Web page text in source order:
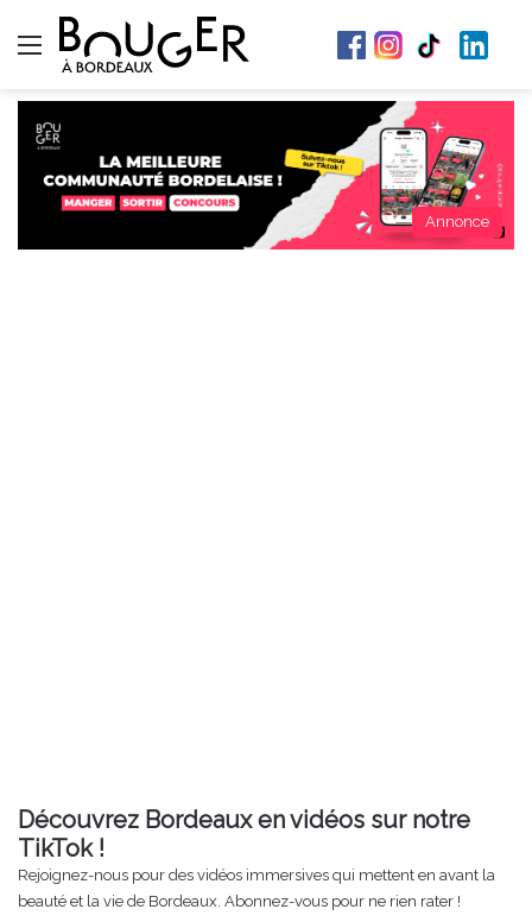
Menu
Annonce
Découvrez Bordeaux en vidéos sur notre
TikTok !
Rejoignez-nous pour des vidéos immersives qui mettent en avant la
beauté et la vie de Bordeaux. Abonnez-vous pour ne rien rater !